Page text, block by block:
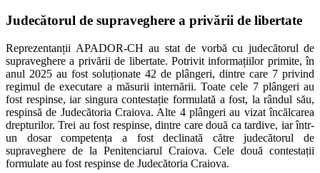
Judecătorul de supraveghere a privării de libertate
Reprezentanții APADOR-CH au stat de vorbă cu judecătorul de
supraveghere a privării de libertate. Potrivit informațiilor primite, în
anul 2025 au fost soluționate 42 de plângeri, dintre care 7 privind
regimul de executare a măsurii internării. Toate cele 7 plângeri au
fost respinse, iar singura contestație formulată a fost, la rândul său,
respinsă de Judecătoria Craiova. Alte 4 plângeri au vizat încălcarea
drepturilor. Trei au fost respinse, dintre care două ca tardive, iar într-
un dosar competența a fost declinată către judecătorul de
supraveghere de la Penitenciarul Craiova. Cele două contestații
formulate au fost respinse de Judecătoria Craiova.